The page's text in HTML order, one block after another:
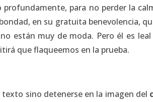
para no perder la
en su gratuita benevolencia,
están muy de moda. Pero él es
que flaqueemos en la prueba.
sino detenerse en la imagen del